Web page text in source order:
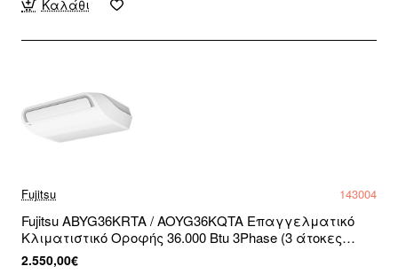
Καλάθι
Fujitsu 143004
Fujitsu ABYG36KRTA / AOYG36KQTA Επαγγελματικό
Κλιματιστικό Οροφής 36.000 Btu 3Phase (3 άτοκες
δόσεις)
2.550,00€